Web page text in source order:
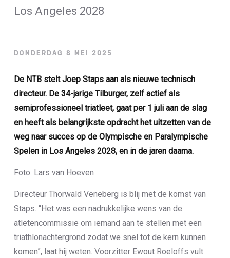
Los Angeles 2028
DONDERDAG 8 MEI 2025
De NTB stelt Joep Staps aan als nieuwe technisch
directeur. De 34-jarige Tilburger, zelf actief als
semiprofessioneel triatleet, gaat per 1 juli aan de slag
en heeft als belangrijkste opdracht het uitzetten van de
weg naar succes op de Olympische en Paralympische
Spelen in Los Angeles 2028, en in de jaren daarna.
Foto: Lars van Hoeven
Directeur Thorwald Veneberg is blij met de komst van
Staps. “Het was een nadrukkelijke wens van de
atletencommissie om iemand aan te stellen met een
triathlonachtergrond zodat we snel tot de kern kunnen
komen”, laat hij weten. Voorzitter Ewout Roeloffs vult